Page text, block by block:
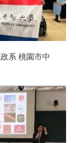
系 桃園市中